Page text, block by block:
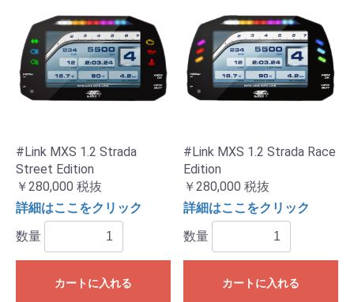
#Link MXS 1.2 Strada
Street Edition
￥280,000 税抜
詳細はここをクリック
数量
カートに入れる
#Link MXS 1.2 Strada Race
Edition
￥280,000 税抜
詳細はここをクリック
数量
カートに入れる